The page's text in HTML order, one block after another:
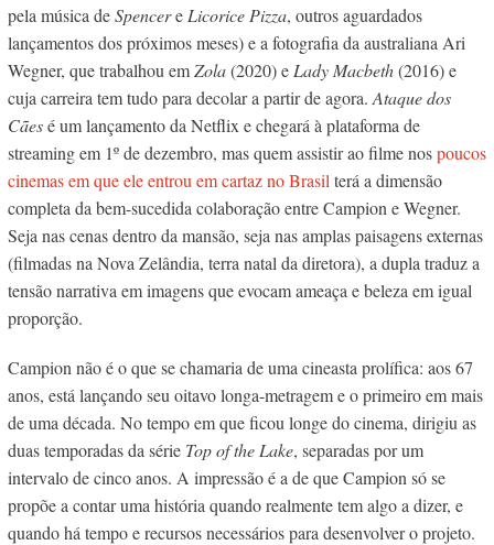
pela música deSpencere Licorice Pizza, outros aguardados
lançamentos dos próximos meses) e a fotografia da australiana Ari
Wegner, que trabalhou emZola(2020) e Lady Macbeth(2016) e
cuja carreira tem tudo para decolar a partir de agora. Ataque dos
Cãesé um lançamento da Netflix e chegará à plataforma de
streaming em 1º de dezembro, mas quem assistir ao filme nospoucos
cinemas em que ele entrou em cartaz no Brasil terá a dimensão
completa da bem-sucedida colaboração entre Campion e Wegner.
Seja nas cenas dentro da mansão, seja nas amplas paisagens externas
(filmadas na Nova Zelândia, terra natal da diretora), a dupla traduz a
tensão narrativa em imagens que evocam ameaça e beleza em igual
proporção.
Campion não é o que se chamaria de uma cineasta prolífica: aos 67
anos, está lançando seu oitavo longa-metragem e o primeiro em mais
de uma década. No tempo em que ficou longe do cinema, dirigiu as
duas temporadas da série Top of the Lake, separadas por um
intervalo de cinco anos. A impressão é a de que Campion só se
propõe a contar uma história quando realmente tem algo a dizer, e
quando há tempo e recursos necessários para desenvolver o projeto.